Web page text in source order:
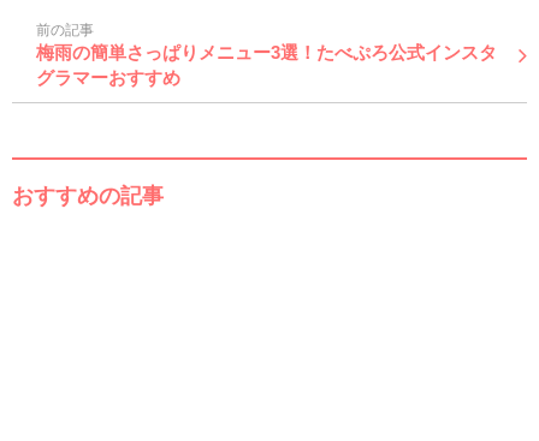
前の記事
梅雨の簡単さっぱりメニュー3選！たべぷろ公式インスタ
グラマーおすすめ
おすすめの記事